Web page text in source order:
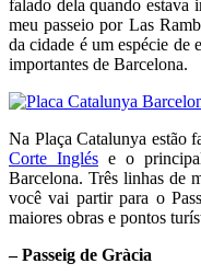
falado dela quando estava
meu passeio por Las
da cidade é um espécie de
importantes de Barcelona.
Na Plaça Catalunya estão
Corte Inglés e o
Barcelona. Três linhas de
você vai partir para o
maiores obras e pontos
– Passeig de Gràcia